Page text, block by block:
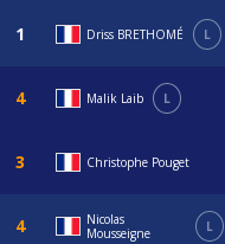
Driss BRETHOMÉ L
Malik Laib L
Christophe Pouget
Nicolas
Mousseigne
L